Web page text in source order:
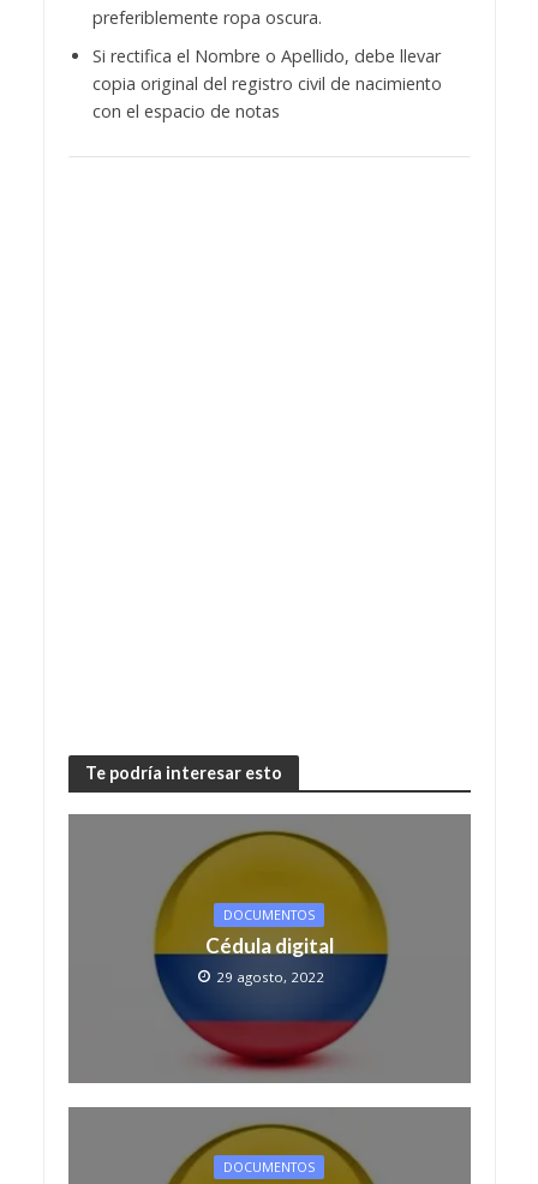
preferiblemente ropa oscura.
Si rectifica el Nombre o Apellido, debe llevar
copia original del registro civil de nacimiento
con el espacio de notas
Te podría interesar esto
DOCUMENTOS
Cédula digital
29 agosto, 2022
DOCUMENTOS